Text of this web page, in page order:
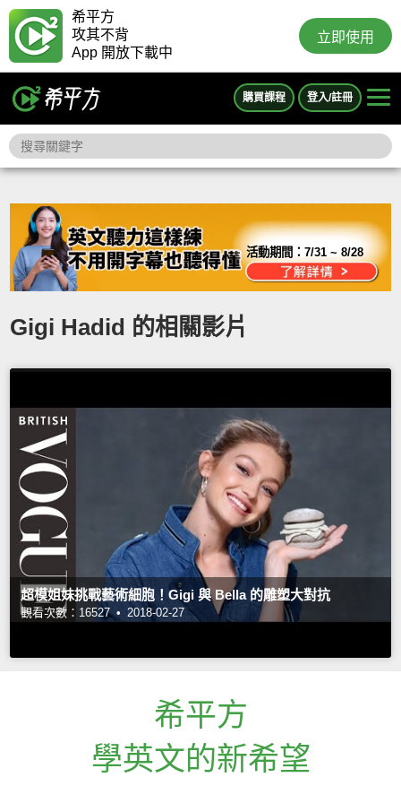
希平方
攻其不背
App 開放下載中
立即使用
購買課程 登入/註冊
活動期間：7/31 ~ 8/28
Gigi Hadid 的相關影片
超模姐妹挑戰藝術細胞！Gigi 與 Bella 的雕塑大對抗
觀看次數：16527 • 2018-02-27
希平方
學英文的新希望